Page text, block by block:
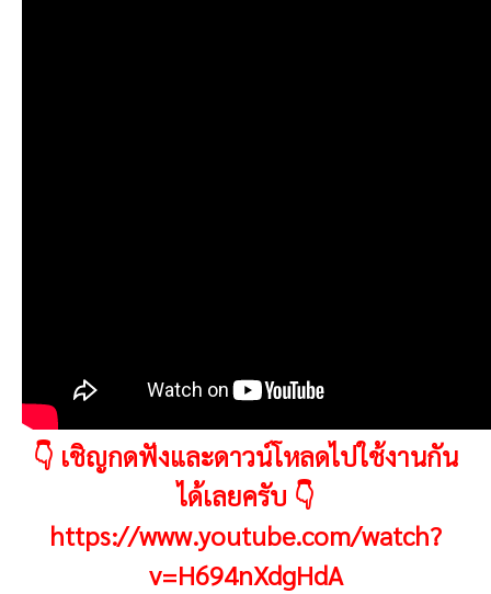
👇 เชิญกดฟังและดาวน์โหลดไปใช้งานกัน
ได้เลยครับ 👇
https://www.youtube.com/watch?
v=H694nXdgHdA